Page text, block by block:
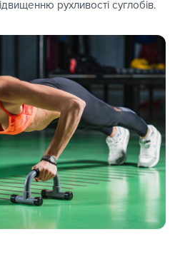
рухливості суглобів.